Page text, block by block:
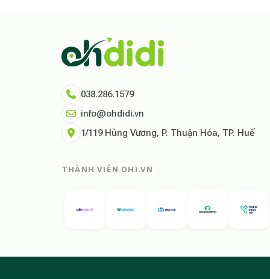
038.286.1579
info@ohdidi.vn
1/119 Hùng Vương, P. Thuận Hóa, TP. Huế
THÀNH VIÊN OHI.VN